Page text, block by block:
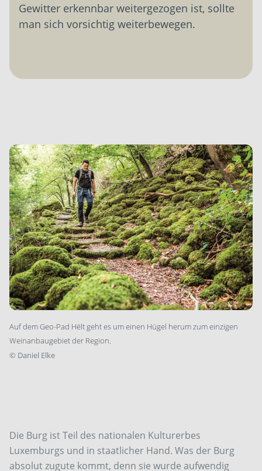
Gewitter erkennbar weitergezogen ist, sollte
man sich vorsichtig weiterbewegen.
Auf dem Geo-Pad Hëlt geht es um einen Hügel herum zum einzigen
Weinanbaugebiet der Region.
© Daniel Elke
Die Burg ist Teil des nationalen Kulturerbes
Luxemburgs und in staatlicher Hand. Was der Burg
absolut zugute kommt, denn sie wurde aufwendig